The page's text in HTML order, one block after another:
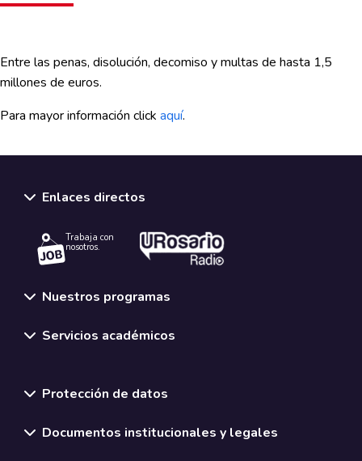
Entre las penas, disolución, decomiso y multas de hasta 1,5
millones de euros.
Para mayor información click aquí.
Enlaces directos
Trabaja con
nosotros.
Nuestros programas
Servicios académicos
Protección de datos
Documentos institucionales y legales